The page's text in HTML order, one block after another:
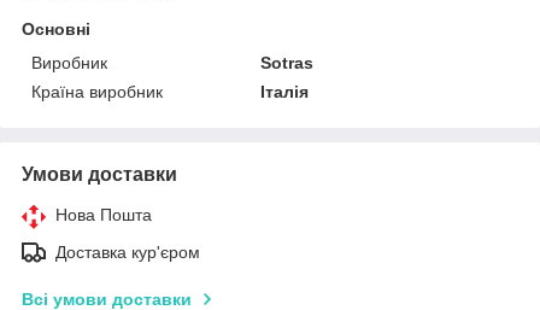
Основні
Виробник
Sotras
Країна виробник
Італія
Умови доставки
Нова Пошта
Доставка кур'єром
Всі умови доставки